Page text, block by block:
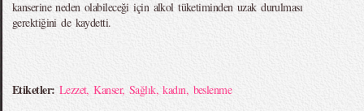
kanserine neden olabileceği için alkol tüketiminden uzak durulması
gerektiğini de kaydetti.
Etiketler: Lezzet,Kanser, Sağlık,kadın, beslenme